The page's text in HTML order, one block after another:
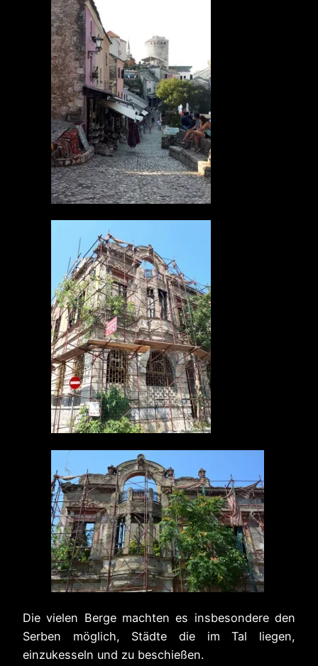
Die vielen Berge machten es insbesondere den
Serben möglich, Städte die im Tal liegen,
einzukesseln und zu beschießen.